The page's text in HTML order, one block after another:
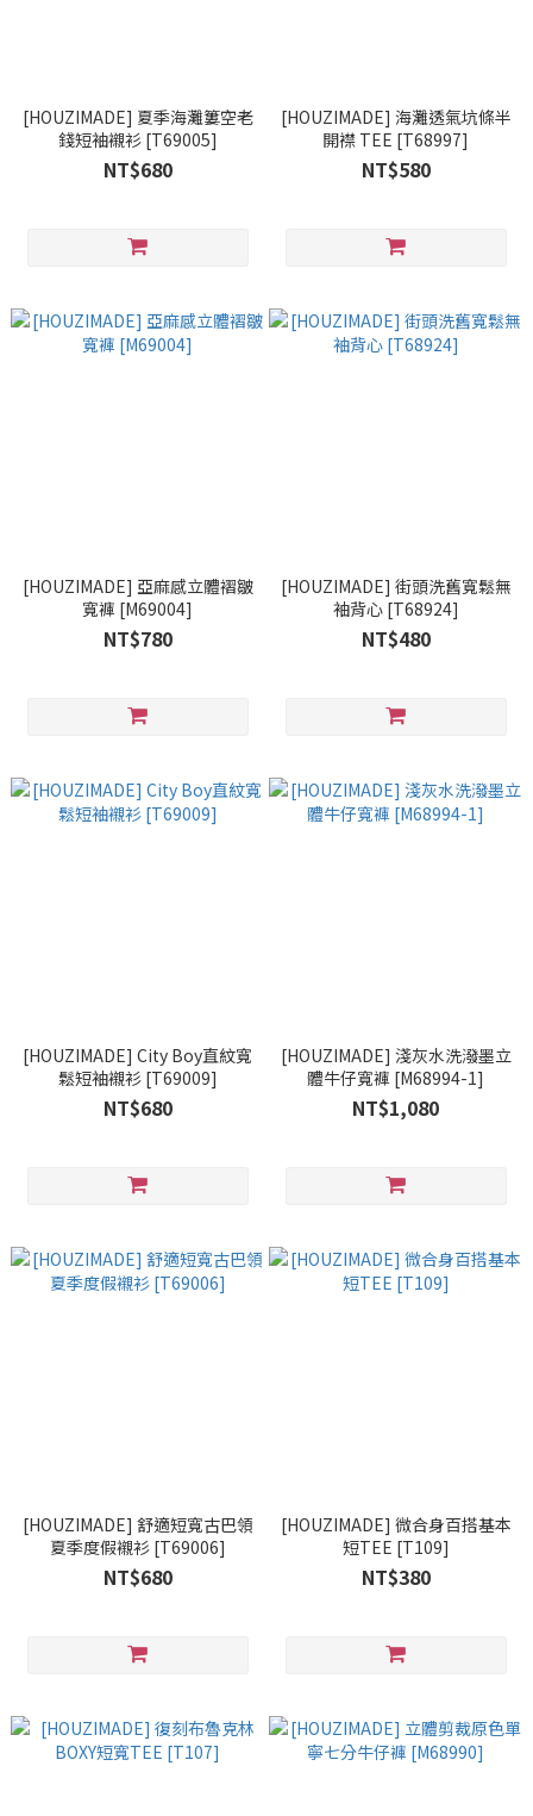
[HOUZIMADE] 夏季海灘簍空老
錢短袖襯衫 [T69005]
NT$680
[HOUZIMADE] 海灘透氣坑條半
開襟 TEE [T68997]
NT$580
[HOUZIMADE] 亞麻感立體褶皺
寬褲 [M69004]
NT$780
[HOUZIMADE] 街頭洗舊寬鬆無
袖背心 [T68924]
NT$480
[HOUZIMADE] City Boy直紋寬
鬆短袖襯衫 [T69009]
NT$680
[HOUZIMADE] 淺灰水洗潑墨立
體牛仔寬褲 [M68994-1]
NT$1,080
[HOUZIMADE] 舒適短寬古巴領
夏季度假襯衫 [T69006]
NT$680
[HOUZIMADE] 微合身百搭基本
短TEE [T109]
NT$380